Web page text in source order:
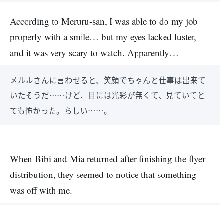
According to Meruru-san, I was able to do my job
properly with a smile… but my eyes lacked luster,
and it was very scary to watch. Apparently…
メルルさんに言わせると、笑顔でちゃんと仕事は出来て
いたそうだ……けど、目には光彩が無くて、見ていてと
ても怖かった。らしい……。
When Bibi and Mia returned after finishing the flyer
distribution, they seemed to notice that something
was off with me.